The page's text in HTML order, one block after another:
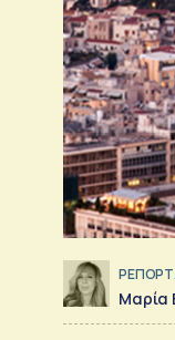
Μαρία